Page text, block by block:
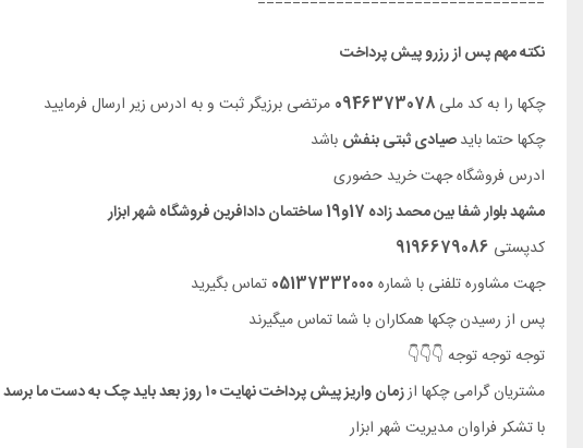
نکته مهم پس از رزرو پیش پرداخت
چکها را به کد ملی
مرتضی برزیگر ثبت و به ادرس زیر ارسال فرمایید
چکها حتما بایدصیادی ثبتی بنفش باشد
ادرس فروشگاه جهت خرید حضوری
مشهد بلوار شفا بین محمد زاده 17و19 ساختمان دادافرین فروشگاه شهر ابزار
کدپستی 9196679086
جهت مشاوره تلفنی با شماره 05137332000 تماس بگیرید
پس از رسیدن چکها همکاران با شما تماس میگیرند
توجه توجه توجه 👇👇👇
مشتریان گرامی چکها اززمان واریز پیش پرداخت نهایت ۱۰ روز بعد باید چک به دست ما برسد
با تشکر فراوان مدیریت شهر ابزار